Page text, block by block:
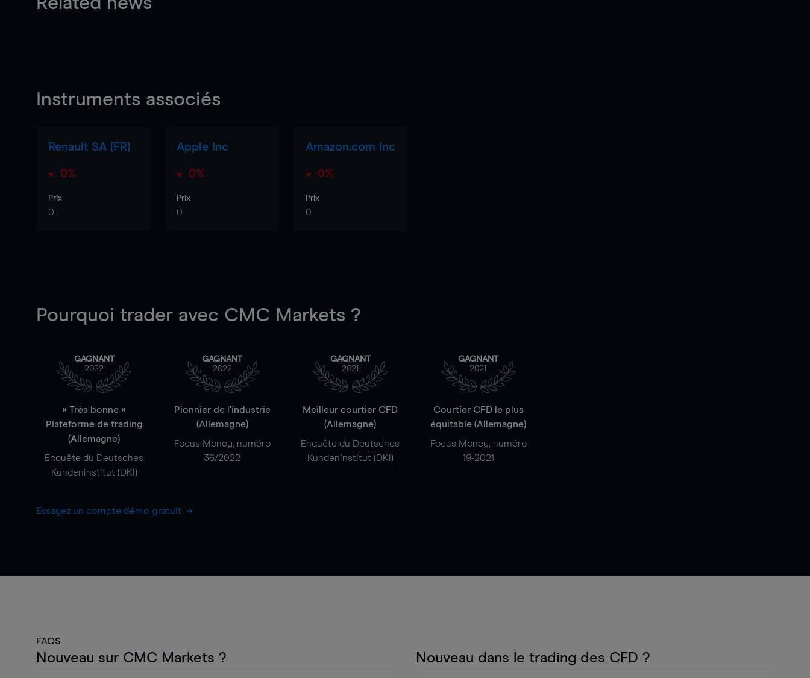
Instruments associés
Renault SA (FR)
0%
Prix
0
Apple Inc
0%
Prix
0
Amazon.com Inc
0%
Prix
0
Pourquoi trader avec CMC Markets ?
GAGNANT
2022
« Très bonne »
Plateforme de trading
(Allemagne)
Enquête du Deutsches
Kundeninstitut (DKI)
GAGNANT
2022
Pionnier de l'industrie
(Allemagne)
Focus Money, numéro
36/2022
GAGNANT
2021
Meilleur courtier CFD
(Allemagne)
Enquête du Deutsches
Kundeninstitut (DKI)
GAGNANT
2021
Courtier CFD le plus
équitable (Allemagne)
Focus Money, numéro
19-2021
Essayez un compte démo gratuit
FAQS
Nouveau sur CMC Markets ? Nouveau dans le trading des CFD ?